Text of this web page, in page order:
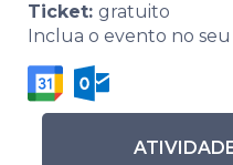
Ticket: gratuito
Inclua o evento no